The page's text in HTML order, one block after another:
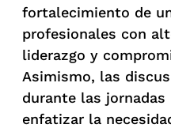
fortalecimiento de
profesionales con
liderazgo y
Asimismo, las
durante las
enfatizar la